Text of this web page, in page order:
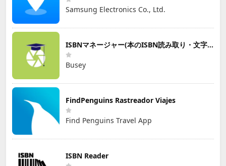
Samsung Electronics Co., Ltd.
ISBNマネージャー(本のISBN読み取り・文字認識)
Busey
FindPenguins Rastreador Viajes
Find Penguins Travel App
ISBN Reader